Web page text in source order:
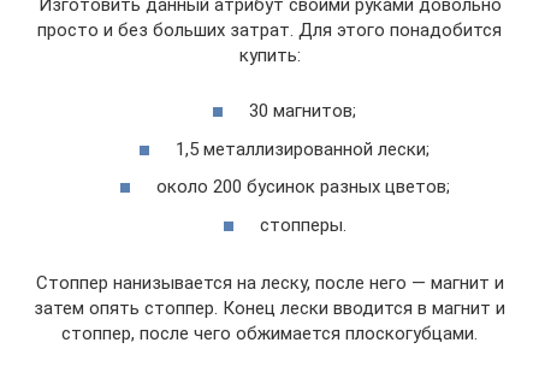
Изготовить данный атрибут своими руками довольно
просто и без больших затрат. Для этого понадобится
купить:
30 магнитов;
1,5 металлизированной лески;
около 200 бусинок разных цветов;
стопперы.
Стоппер нанизывается на леску, после него — магнит и
затем опять стоппер. Конец лески вводится в магнит и
стоппер, после чего обжимается плоскогубцами.